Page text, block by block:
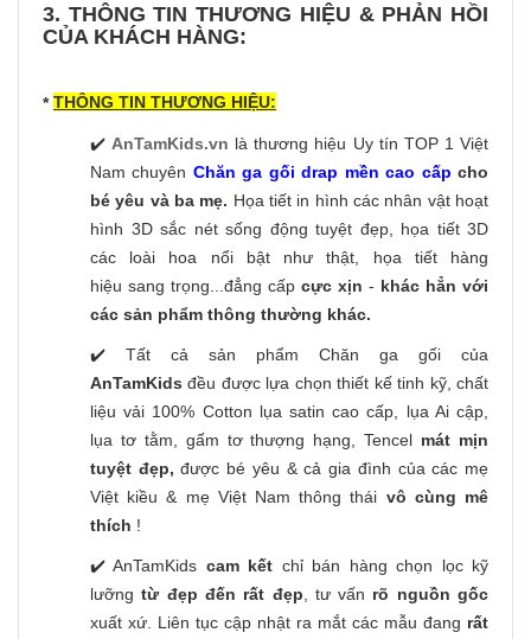
3. THÔNG TIN THƯƠNG HIỆU & PHẢN HỒI
CỦA KHÁCH HÀNG:
*THÔNG TIN THƯƠNG HIỆU:
✔️ AnTamKids.vn là thương hiệu Uy tín TOP 1 Việt
Nam chuyên Chăn ga gối drap mền cao cấp cho
bé yêu và ba mẹ. Họa tiết in hình các nhân vật hoạt
hình 3D sắc nét sống động tuyệt đẹp, họa tiết 3D
các loài hoa nổi bật như thật, họa tiết hàng
hiệu sang trọng...đẳng cấp cực xịn - khác hẳn với
các sản phẩm thông thường khác.
✔️ Tất cả sản phẩm Chăn ga gối của
AnTamKids đều được lựa chọn thiết kế tinh kỹ, chất
liệu vải 100% Cotton lụa satin cao cấp, lụa Ai cập,
lụa tơ tằm, gấm tơ thượng hạng, Tencel mát mịn
tuyệt đẹp, được bé yêu & cả gia đình của các mẹ
Việt kiều & mẹ Việt Nam thông thái vô cùng mê
thích !
✔️ AnTamKids cam kết chỉ bán hàng chọn lọc kỹ
lưỡngtừ đẹp đến rất đẹp , tư vấn rõ nguồn gốc
xuất xứ. Liên tục cập nhật ra mắt các mẫu đang rất